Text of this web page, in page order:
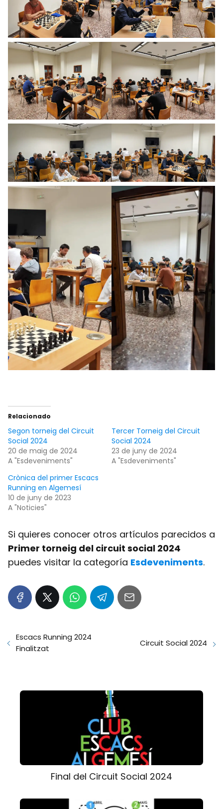
Relacionado
Segon torneig del Circuit
Social 2024
20 de maig de 2024
A "Esdeveniments"
Tercer Torneig del Circuit
Social 2024
23 de juny de 2024
A "Esdeveniments"
Crònica del primer Escacs
Running en Algemesí
10 de juny de 2023
A "Noticies"
Si quieres conocer otros artículos parecidos a
Primer torneig del circuit social 2024
puedes visitar la categoría Esdeveniments.
Escacs Running 2024
Finalitzat
Circuit Social 2024
Final del Circuit Social 2024